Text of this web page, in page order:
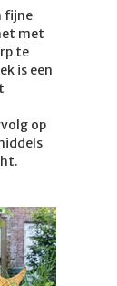
fijne
met
te
is een
op